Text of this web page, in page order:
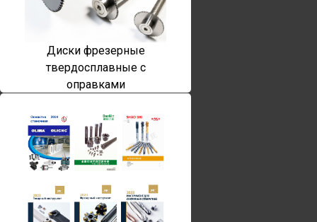
Диски фрезерные
твердосплавные с
оправками